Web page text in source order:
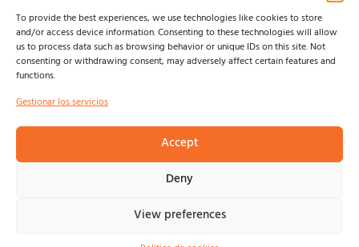
To provide the best experiences, we use technologies like cookies to store
and/or access device information. Consenting to these technologies will allow
us to process data such as browsing behavior or unique IDs on this site. Not
consenting or withdrawing consent, may adversely affect certain features and
functions.
Gestionar los servicios
Accept
Deny
View preferences
SONORAMA RIBERA
JUEVES
POLÍTICA DE PRIVACIDAD Y